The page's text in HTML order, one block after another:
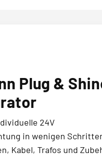
Plug &
24V
in wenigen
Kabel, Trafos und